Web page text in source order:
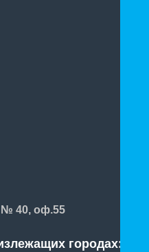
№ 40, оф.55
городах: